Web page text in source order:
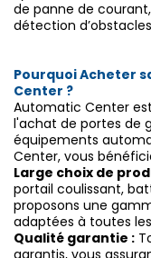
de panne de
détection
Pourquoi Acheter
Center ?
Automatic Center
l'achat de portes de
équipements
Center, vous
Large choix de
portail coulissant,
proposons une
adaptées à toutes
Qualité garantie :
garantis, vous